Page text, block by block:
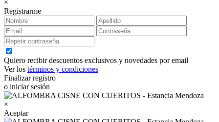
×
Registrarme
Quiero recibir descuentos exclusivos y novedades por email
Ver los términos y condiciones
Finalizar registro
o iniciar sesión
×
Aceptar